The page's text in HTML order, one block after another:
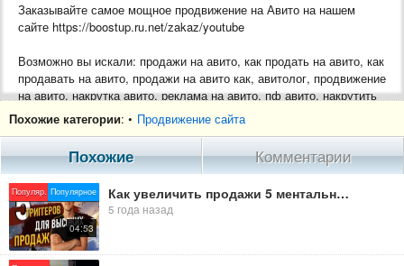
Заказывайте самое мощное продвижение на Авито на нашем
сайте https://boostup.ru.net/zakaz/youtube
Возможно вы искали: продажи на авито, как продать на авито, как
продавать на авито, продажи на авито как, авитолог, продвижение
на авито, накрутка авито, реклама на авито, пф авито, накрутить
авито, как продать вещи на авито, как продавать вещи на авито,
как продвигать авито, как продвинуть авито, как продать товар на
как продавать через авито, как быстро продать на авито, как
быстро продавать на авито, поведенческий фактор на авито,
авито заявки, авито продвижение объявления, накрутка пф авито,
продвижение услуг на авито, поведенческая накрутка авито,
накрутка поведенческого фактора авито, нет просмотров на
авито, как продвигать объявление на авито, как продвинуть
Похожие категории: • Продвижение сайта
Похожие Комментарии
Популяр. Популярное
04:53
Как увеличить продажи 5 ментальных триггеров, которые помогут увеличить Ваши продажи Триггеры
5 года назад